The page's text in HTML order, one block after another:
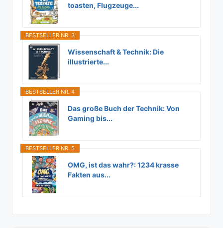
toasten, Flugzeuge...
BESTSELLER NR. 3
Wissenschaft & Technik: Die
illustrierte...
BESTSELLER NR. 4
Das große Buch der Technik: Von
Gaming bis...
BESTSELLER NR. 5
OMG, ist das wahr?: 1234 krasse
Fakten aus...